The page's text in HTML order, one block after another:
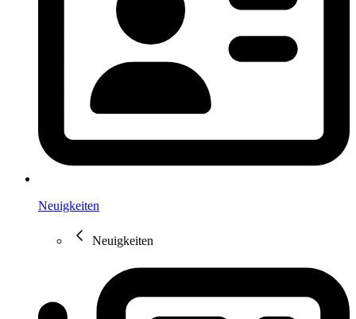
Neuigkeiten
Neuigkeiten